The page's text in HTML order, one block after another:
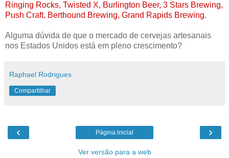
Ringing Rocks, Twisted X, Burlington Beer, 3 Stars Brewing,
Push Craft, Berthound Brewing, Grand Rapids Brewing.
Alguma dúvida de que o mercado de cervejas artesanais
nos Estados Unidos está em pleno crescimento?
Raphael Rodrigues
Compartilhar
‹ ›
Página inicial
Ver versão para a web